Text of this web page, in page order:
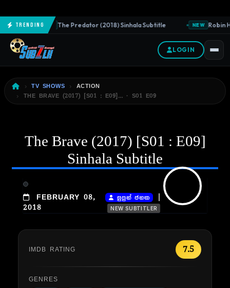
TrendingNEW The Predator (2018) Sinhala Subtitle NEW Robin
LOGIN
TV SHOWS
ACTION
THE BRAVE (2017) [S01 : E09]… · S01 E09
The Brave (2017) [S01 : E09]
Sinhala Subtitle
FEBRUARY 08,
2018
සුපුන් ජනක
NEW SUBTITLER
IMDB RATING 7.5
GENRES